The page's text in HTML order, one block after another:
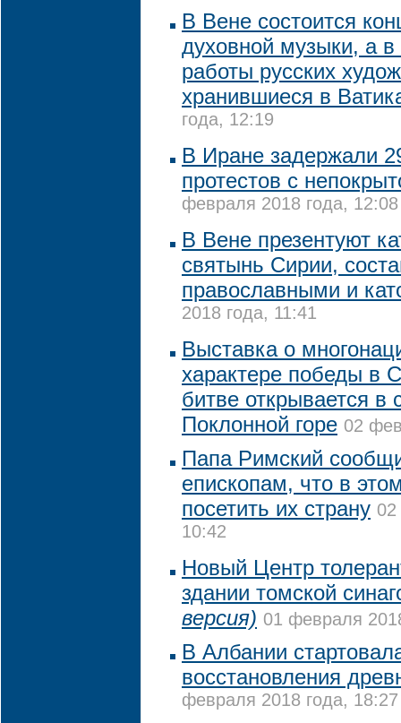
В Вене состоится
духовной музыки, а
работы русских
хранившиеся в
года, 12:19
В Иране задержали
протестов с
февраля 2018 года, 12:08
В Вене презентуют
святынь Сирии,
православными и
2018 года, 11:41
Выставка о
характере победы в
битве открывается в
Поклонной горе 02
Папа Римский
епископам, что в
посетить их страну
10:42
Новый Центр
здании томской
версия) 01 февраля
В Албании
восстановления
февраля 2018 года, 18:27